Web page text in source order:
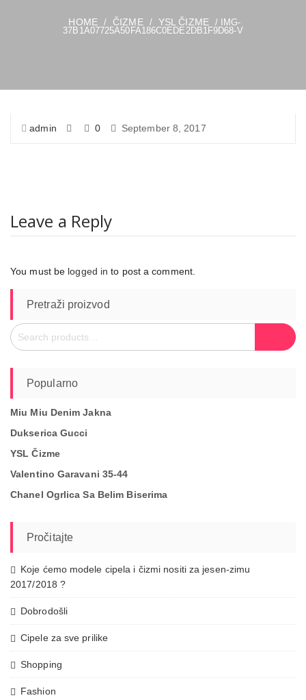
HOME / ČIZME / YSL ČIZME
/ IMG-
37B1A07725A50FA186C0EDE2DB1F9D68-V
admin 0 September 8, 2017
Leave a Reply
You must be logged in to post a comment.
Pretraži proizvod
Search
for:
Popularno
Miu Miu Denim Jakna
Dukserica Gucci
YSL Čizme
Valentino Garavani 35-44
Chanel Ogrlica Sa Belim Biserima
Pročitajte
Koje ćemo modele cipela i čizmi nositi za jesen-zimu
2017/2018 ?
Dobrodošli
Cipele za sve prilike
Shopping
Fashion